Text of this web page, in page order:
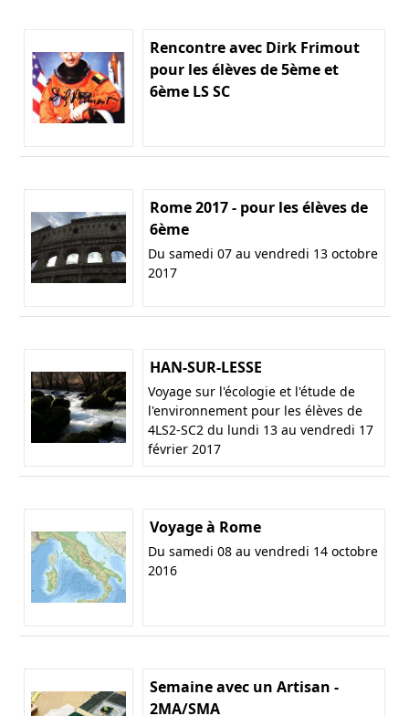
Rencontre avec Dirk Frimout
pour les élèves de 5ème et
6ème LS SC
Rome 2017 - pour les élèves de
6ème
Du samedi 07 au vendredi 13 octobre
2017
HAN-SUR-LESSE
Voyage sur l'écologie et l'étude de
l'environnement pour les élèves de
4LS2-SC2 du lundi 13 au vendredi 17
février 2017
Voyage à Rome
Du samedi 08 au vendredi 14 octobre
2016
Semaine avec un Artisan -
2MA/SMA